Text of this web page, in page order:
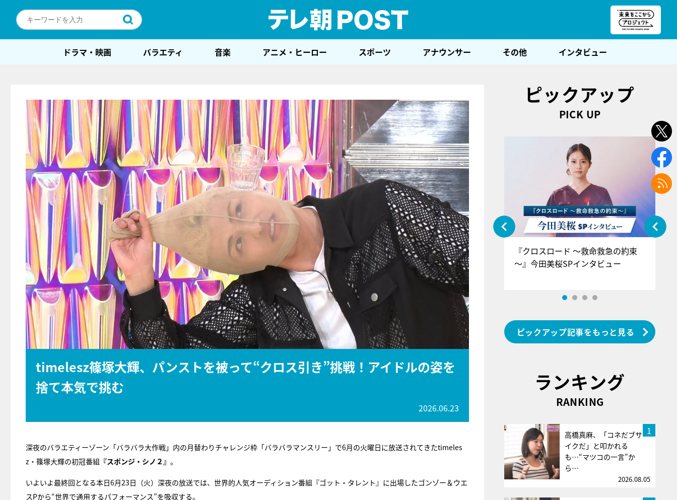
ドラマ・映画 バラエティ 音楽 アニメ・ヒーロー スポーツ アナウンサー その他 インタビュー
timelesz篠塚大輝、パンストを被って“クロス引き”挑戦！アイドルの姿を
捨て本気で挑む
2026.06.23
深夜のバラエティーゾーン「バラバラ大作戦」内の月替わりチャレンジ枠「バラバラマンスリー」で6月の火曜日に放送されてきたtimeles
z・篠塚大輝の初冠番組 『スポンジ・シノ２』 。
いよいよ最終回となる本日6月23日（火）深夜の放送では、世界的人気オーディション番組『ゴット・タレント』に出場したゴンゾー＆ウエ
スPから“世界で通用するパフォーマンス”を吸収する。
ピックアップ
PICK UP
『アイ＝ラブ！げーみんぐ』＝LOV
E齋藤樹愛羅＆佐々木舞香SPインタ
ビュー
『クロスロード ～救命救急の約束
～』今田美桜SPインタビュー
ピックアップ記事をもっと見る
ランキング
RANKING
1
高橋真麻、「コネだブサ
イクだ」と叩かれる
も…“マツコの一言”か
ら…
2026.08.05